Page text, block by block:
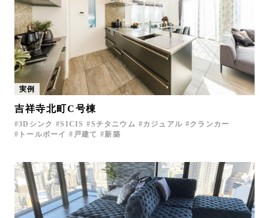
実例
吉祥寺北町C号棟
3Dシンク SICIS Sチタニウム カジュアル
クランカー
トールボーイ
戸建て 新築